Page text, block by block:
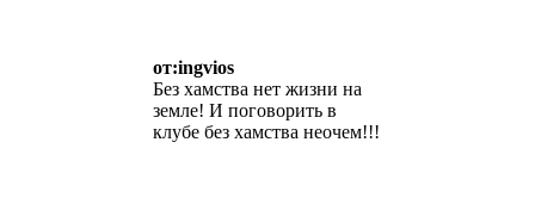
от:ingvios
Без хамства нет жизни на
земле! И поговорить в
клубе без хамства неочем!!!